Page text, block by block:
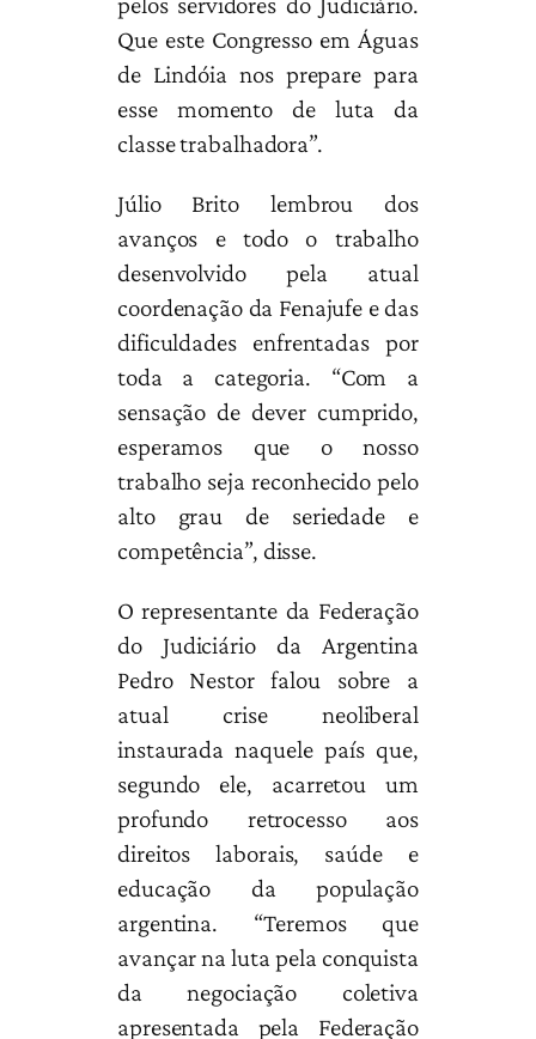
Que este Congresso em Águas
de Lindóia nos prepare para
esse momento de luta da
classe trabalhadora”.
Júlio Brito lembrou dos
avanços e todo o trabalho
desenvolvido pela atual
coordenação da Fenajufe e das
dificuldades enfrentadas por
toda a categoria. “Com a
sensação de dever cumprido,
esperamos que o nosso
trabalho seja reconhecido pelo
alto grau de seriedade e
competência”, disse.
O representante da Federação
do Judiciário da Argentina
Pedro Nestor falou sobre a
atual crise neoliberal
instaurada naquele país que,
segundo ele, acarretou um
profundo retrocesso aos
direitos laborais, saúde e
educação da população
argentina. “Teremos que
avançar na luta pela conquista
da negociação coletiva
apresentada pela Federação